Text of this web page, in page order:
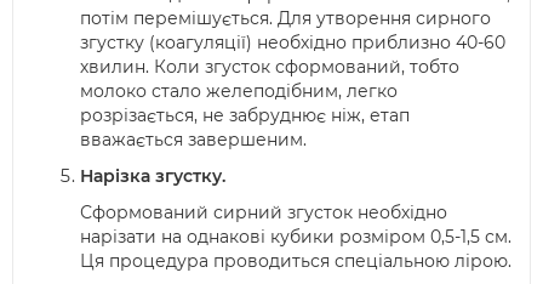
потім перемішується. Для утворення сирного
згустку (коагуляції) необхідно приблизно 40-60
хвилин. Коли згусток сформований, тобто
молоко стало желеподібним, легко
розрізається, не забруднює ніж, етап
вважається завершеним.
Нарізка згустку.
Сформований сирний згусток необхідно
нарізати на однакові кубики розміром 0,5-1,5 см.
Ця процедура проводиться спеціальною лірою.